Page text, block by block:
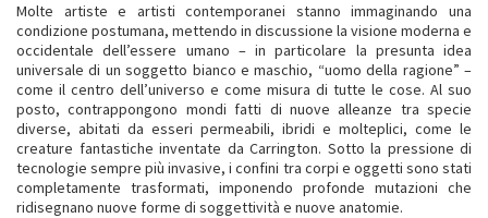
Molte artiste e artisti contemporanei stanno immaginando una
condizione postumana, mettendo in discussione la visione moderna e
occidentale dell’essere umano – in particolare la presunta idea
universale di un soggetto bianco e maschio, “uomo della ragione” –
come il centro dell’universo e come misura di tutte le cose. Al suo
posto, contrappongono mondi fatti di nuove alleanze tra specie
diverse, abitati da esseri permeabili, ibridi e molteplici, come le
creature fantastiche inventate da Carrington. Sotto la pressione di
tecnologie sempre più invasive, i confini tra corpi e oggetti sono stati
completamente trasformati, imponendo profonde mutazioni che
ridisegnano nuove forme di soggettività e nuove anatomie.